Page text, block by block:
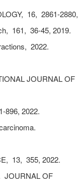
16, 2861-2880,
161, 36-45, 2019.
2022.
JOURNAL OF
896, 2022.
13, 355, 2022.
JOURNAL OF